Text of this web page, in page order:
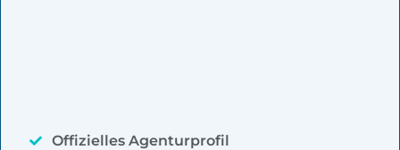
Offizielles Agenturprofil